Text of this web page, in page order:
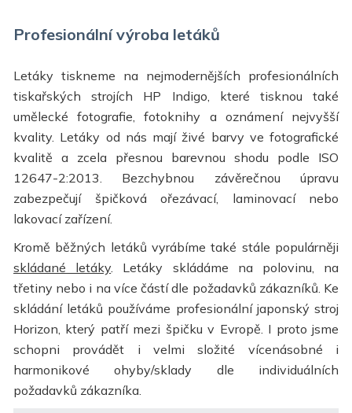
Profesionální výroba letáků
Letáky tiskneme na nejmodernějších profesionálních
tiskařských strojích HP Indigo, které tisknou také
umělecké fotografie, fotoknihy a oznámení nejvyšší
kvality. Letáky od nás mají živé barvy ve fotografické
kvalitě a zcela přesnou barevnou shodu podle ISO
12647-2:2013. Bezchybnou závěrečnou úpravu
zabezpečují špičková ořezávací, laminovací nebo
lakovací zařízení.
Kromě běžných letáků vyrábíme také stále populárněji
skládané letáky. Letáky skládáme na polovinu, na
třetiny nebo i na více částí dle požadavků zákazníků. Ke
skládání letáků používáme profesionální japonský stroj
Horizon, který patří mezi špičku v Evropě. I proto jsme
schopni provádět i velmi složité vícenásobné i
harmonikové ohyby/sklady dle individuálních
požadavků zákazníka.